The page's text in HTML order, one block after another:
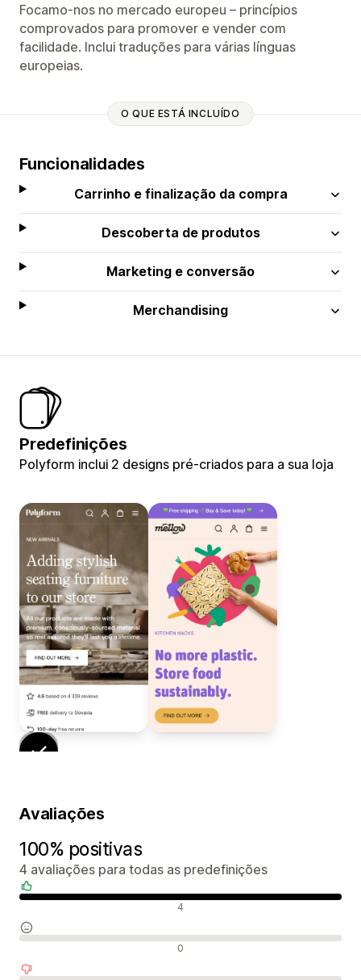
Focamo-nos no mercado europeu – princípios
comprovados para promover e vender com
facilidade. Inclui traduções para várias línguas
europeias.
O QUE ESTÁ INCLUÍDO
Funcionalidades
Carrinho e finalização da compra
Descoberta de produtos
Marketing e conversão
Merchandising
Predefinições
Polyform inclui 2 designs pré-criados para a sua loja
Avaliações
100% positivas
4 avaliações para todas as predefinições
4
0